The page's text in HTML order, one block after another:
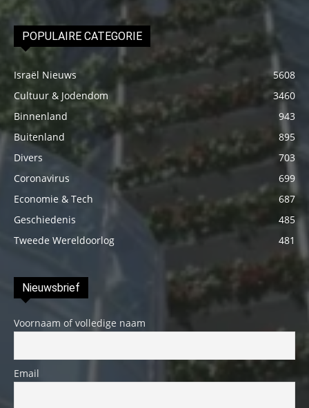
POPULAIRE CATEGORIE
Israël Nieuws
5608
Cultuur & Jodendom
3460
Binnenland
943
Buitenland
895
Divers
703
Coronavirus
699
Economie & Tech
687
Geschiedenis
485
Tweede Wereldoorlog
481
Nieuwsbrief
Voornaam of volledige naam
Email